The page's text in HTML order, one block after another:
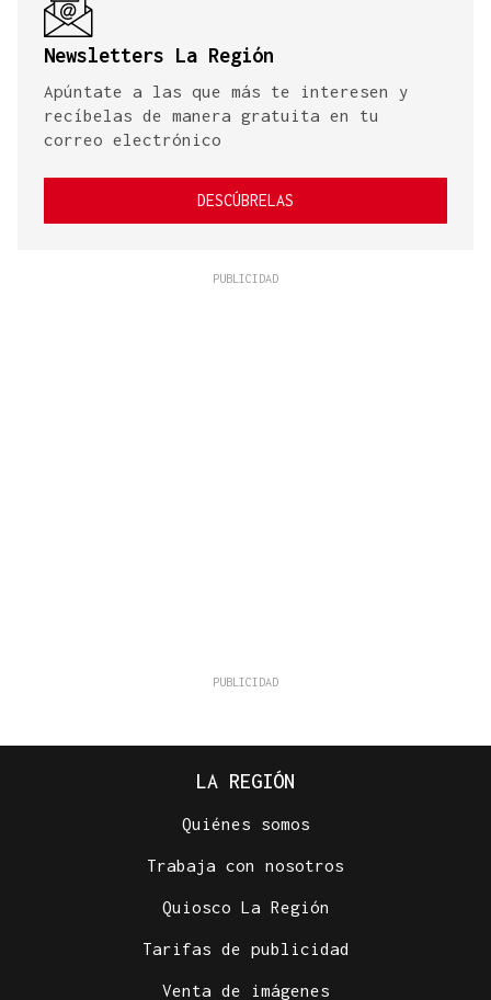
Newsletters La Región
Apúntate a las que más te interesen y
recíbelas de manera gratuita en tu
correo electrónico
DESCÚBRELAS
LA REGIÓN
Quiénes somos
Trabaja con nosotros
Quiosco La Región
Tarifas de publicidad
Venta de imágenes